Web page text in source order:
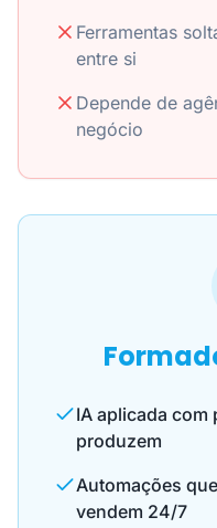
Ferramentas
entre si
Depende de
negócio
IA aplicada com
produzem
Automações
vendem 24/7